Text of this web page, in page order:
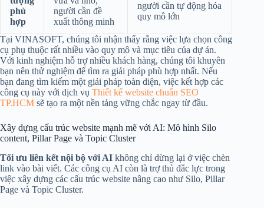
phù
hợp
người cần đề
xuất thông minh
người cần tự động hóa
quy mô lớn
Tại VINASOFT, chúng tôi nhận thấy rằng việc lựa chọn công
cụ phụ thuộc rất nhiều vào quy mô và mục tiêu của dự án.
Với kinh nghiệm hỗ trợ nhiều khách hàng, chúng tôi khuyên
bạn nên thử nghiệm để tìm ra giải pháp phù hợp nhất. Nếu
bạn đang tìm kiếm một giải pháp toàn diện, việc kết hợp các
công cụ này với dịch vụ Thiết kế website chuẩn SEO
TP.HCM sẽ tạo ra một nền tảng vững chắc ngay từ đầu.
Xây dựng cấu trúc website mạnh mẽ với AI: Mô hình Silo
content, Pillar Page và Topic Cluster
Tối ưu liên kết nội bộ với AI không chỉ dừng lại ở việc chèn
link vào bài viết. Các công cụ AI còn là trợ thủ đắc lực trong
việc xây dựng các cấu trúc website nâng cao như Silo, Pillar
Page và Topic Cluster.